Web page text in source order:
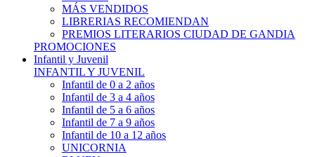
MÁS VENDIDOS
LIBRERIAS RECOMIENDAN
PREMIOS LITERARIOS CIUDAD DE GANDIA
PROMOCIONES
Infantil y Juvenil
INFANTIL Y JUVENIL
Infantil de 0 a 2 años
Infantil de 3 a 4 años
Infantil de 5 a 6 años
Infantil de 7 a 9 años
Infantil de 10 a 12 años
UNICORNIA